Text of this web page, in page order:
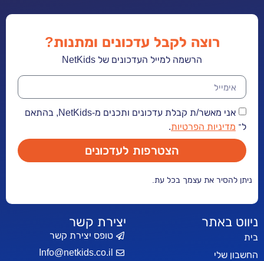
רוצה לקבל עדכונים ומתנות?
הרשמה למייל העדכונים של NetKids
אני מאשר/ת קבלת עדכונים ותכנים מ-NetKids, בהתאם
הפרטיות.
הצטרפות לעדכונים
את עצמך בכל עת.
יצירת קשר
טופס יצירת קשר
Info@netkids.co.il